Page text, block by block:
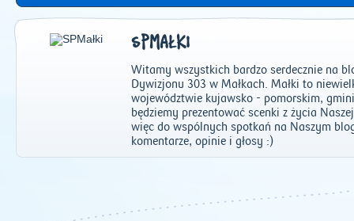
SPMAŁKI
Witamy wszystkich bardzo serdecznie na
Dywizjonu 303 w Małkach. Małki to
województwie kujawsko - pomorskim,
będziemy prezentować scenki z życia
więc do wspólnych spotkań na Naszym
komentarze, opinie i głosy :)
2011| 2012|